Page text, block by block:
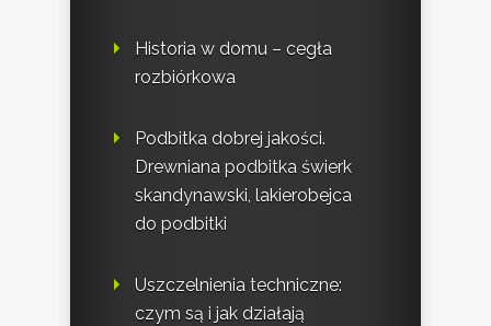
Historia w domu – cegła
rozbiórkowa
Podbitka dobrej jakości.
Drewniana podbitka świerk
skandynawski, lakierobejca
do podbitki
Uszczelnienia techniczne:
czym są i jak działają